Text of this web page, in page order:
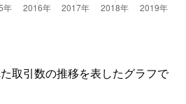
取引数の推移を表したグラフで